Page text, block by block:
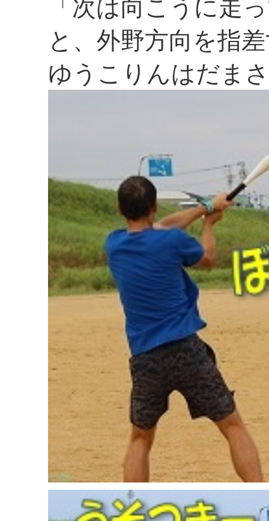
「次は向こうに走
と、外野方向を指
ゆうこりんはだま